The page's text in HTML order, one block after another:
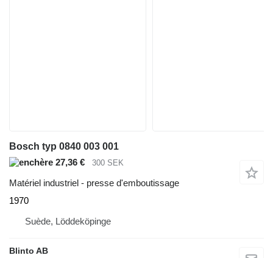
Bosch typ 0840 003 001
27,36 €
300 SEK
Matériel industriel - presse d'emboutissage
1970
Suède, Löddeköpinge
Blinto AB